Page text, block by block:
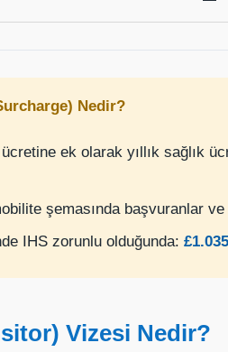
Nedir?
ek olarak yıllık sağlık
şemasında başvuranlar
IHS zorunlu olduğunda:
Vizesi Nedir?